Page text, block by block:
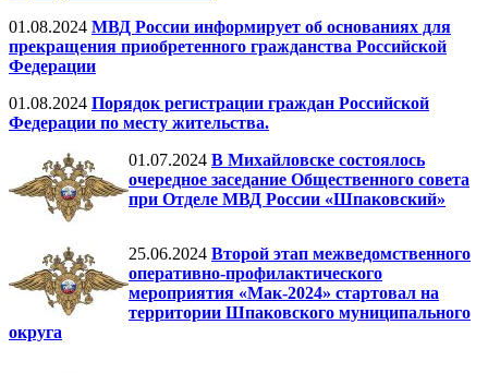
01.08.2024 МВД России информирует об основаниях для
прекращения приобретенного гражданства Российской
Федерации
01.08.2024 Порядок регистрации граждан Российской
Федерации по месту жительства.
01.07.2024 В Михайловске состоялось
очередное заседание Общественного совета
при Отделе МВД России «Шпаковский»
25.06.2024 Второй этап межведомственного
оперативно-профилактического
мероприятия «Мак-2024» стартовал на
территории Шпаковского муниципального
округа